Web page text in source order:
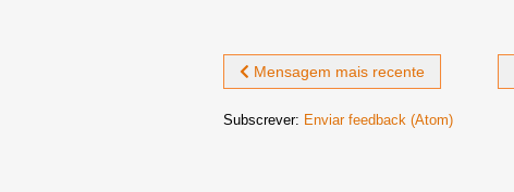
Mensagem mais recente
Subscrever: Enviar feedback (Atom)